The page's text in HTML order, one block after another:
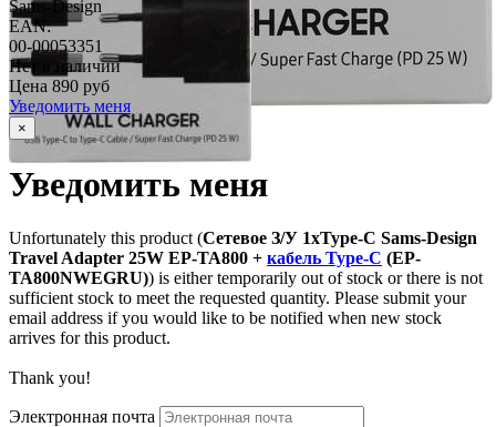
Sams-Design
EAN:
00-00053351
Нет в наличии
Цена 890 руб
Уведомить меня
×
Уведомить меня
Unfortunately this product (Сетевое З/У 1xType-C Sams-Design
Travel Adapter 25W EP-TA800 + кабель Type-C (EP-
TA800NWEGRU)) is either temporarily out of stock or there is not
sufficient stock to meet the requested quantity. Please submit your
email address if you would like to be notified when new stock
arrives for this product.
Thank you!
Электронная почта